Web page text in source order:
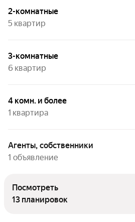
2-комнатные
5 квартир
3-комнатные
6 квартир
4 комн. и более
1 квартира
Агенты, собственники
1 объявление
Посмотреть
13 планировок